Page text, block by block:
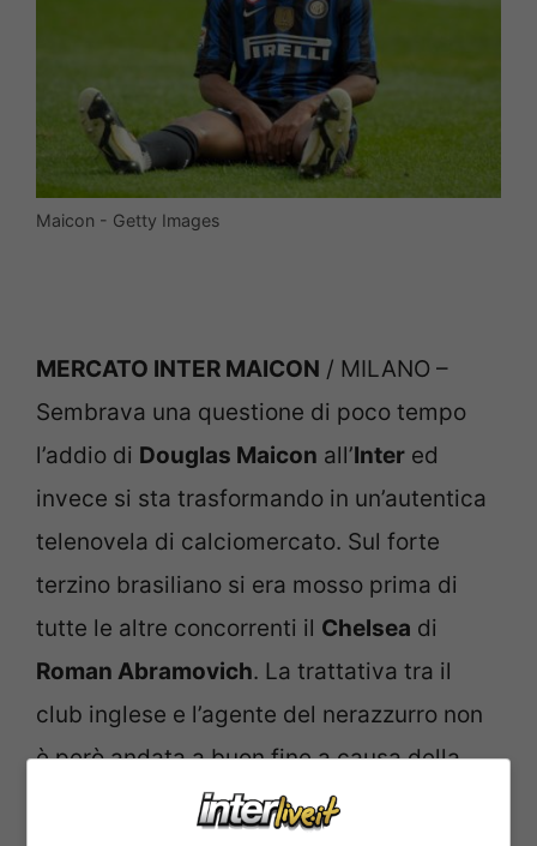
Maicon - Getty Images
MERCATO INTER MAICON / MILANO –
Sembrava una questione di poco tempo
l’addio di Douglas Maicon all’Inter ed
invece si sta trasformando in un’autentica
telenovela di calciomercato. Sul forte
terzino brasiliano si era mosso prima di
tutte le altre concorrenti il Chelsea di
Roman Abramovich. La trattativa tra il
club inglese e l’agente del nerazzurro non
è però andata a buon fine a causa della
lunghezza del contratto. In scia il